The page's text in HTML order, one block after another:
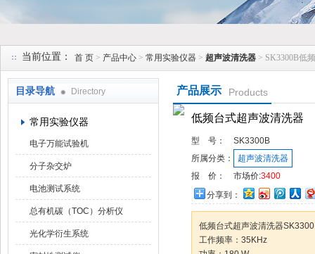
当前位置： 首 页 > 产品中心 > 常用实验仪器 > 超声波清洗器 > SK3300B低
目录导航 Directory
常用实验仪器
电子万能试验机
分子杂交炉
电池测试系统
总有机碳（TOC）分析仪
光化学衍生系统
产品展示 Products
低频台式超声波清洗器
型 号：
SK3300B
所属分类：
超声波清洗器
报 价：
市场价:3400
分享到：
低频台式超声波清洗器
工作频率：35KHz